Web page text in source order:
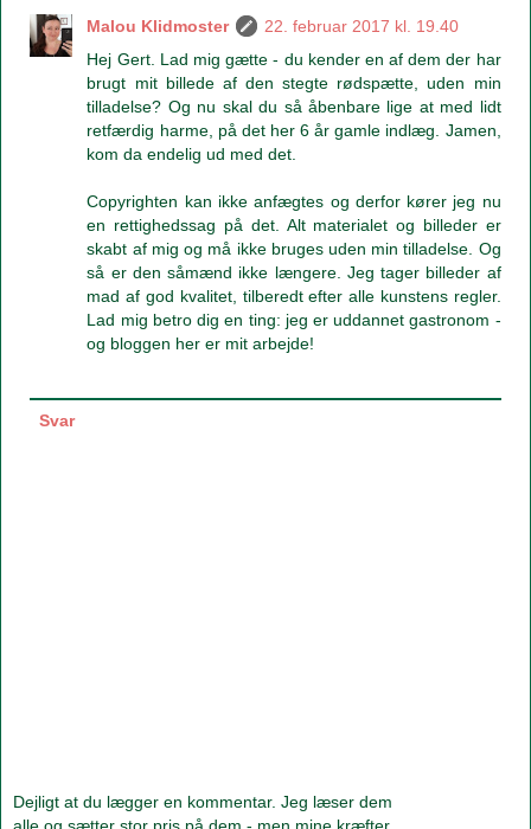
Malou Klidmoster
22. februar 2017 kl. 19.40
Hej Gert. Lad mig gætte - du kender en af dem der har
brugt mit billede af den stegte rødspætte, uden min
tilladelse? Og nu skal du så åbenbare lige at med lidt
retfærdig harme, på det her 6 år gamle indlæg. Jamen,
kom da endelig ud med det.
Copyrighten kan ikke anfægtes og derfor kører jeg nu
en rettighedssag på det. Alt materialet og billeder er
skabt af mig og må ikke bruges uden min tilladelse. Og
så er den såmænd ikke længere. Jeg tager billeder af
mad af god kvalitet, tilberedt efter alle kunstens regler.
Lad mig betro dig en ting: jeg er uddannet gastronom -
og bloggen her er mit arbejde!
Svar
Dejligt at du lægger en kommentar. Jeg læser dem